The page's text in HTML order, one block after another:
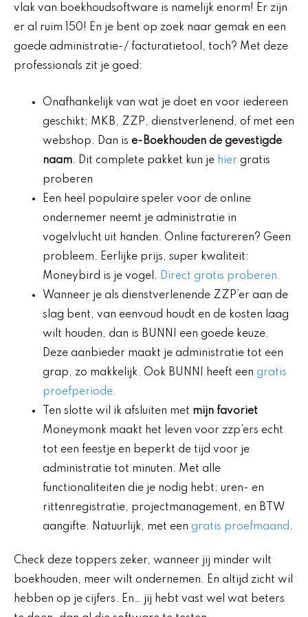
vlak van boekhoudsoftware is namelijk enorm! Er zijn
er al ruim 150! En je bent op zoek naar gemak en een
goede administratie-/ facturatietool, toch? Met deze
professionals zit je goed:
Onafhankelijk van wat je doet en voor iedereen
geschikt; MKB, ZZP, dienstverlenend, of met een
webshop. Dan is e-Boekhouden de gevestigde
naam. Dit complete pakket kun je hier gratis
proberen
Een heel populaire speler voor de online
ondernemer neemt je administratie in
vogelvlucht uit handen. Online factureren? Geen
probleem. Eerlijke prijs, super kwaliteit:
Moneybird is je vogel. Direct gratis proberen.
Wanneer je als dienstverlenende ZZP’er aan de
slag bent, van eenvoud houdt en de kosten laag
wilt houden, dan is BUNNI een goede keuze.
Deze aanbieder maakt je administratie tot een
grap, zo makkelijk. Ook BUNNI heeft een gratis
proefperiode.
Ten slotte wil ik afsluiten met mijn favoriet
Moneymonk maakt het leven voor zzp’ers echt
tot een feestje en beperkt de tijd voor je
administratie tot minuten. Met alle
functionaliteiten die je nodig hebt; uren- en
rittenregistratie, projectmanagement, en BTW
aangifte. Natuurlijk, met een gratis proefmaand .
Check deze toppers zeker, wanneer jij minder wilt
boekhouden, meer wilt ondernemen. En altijd zicht wil
hebben op je cijfers. En… jij hebt vast wel wat beters